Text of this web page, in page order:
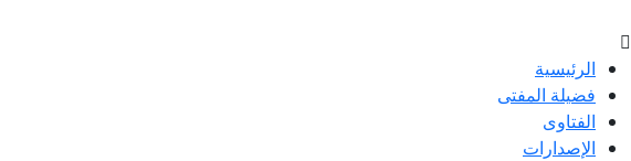
الرئيسية
فضيلة المفتى
الفتاوى
الإصدارات